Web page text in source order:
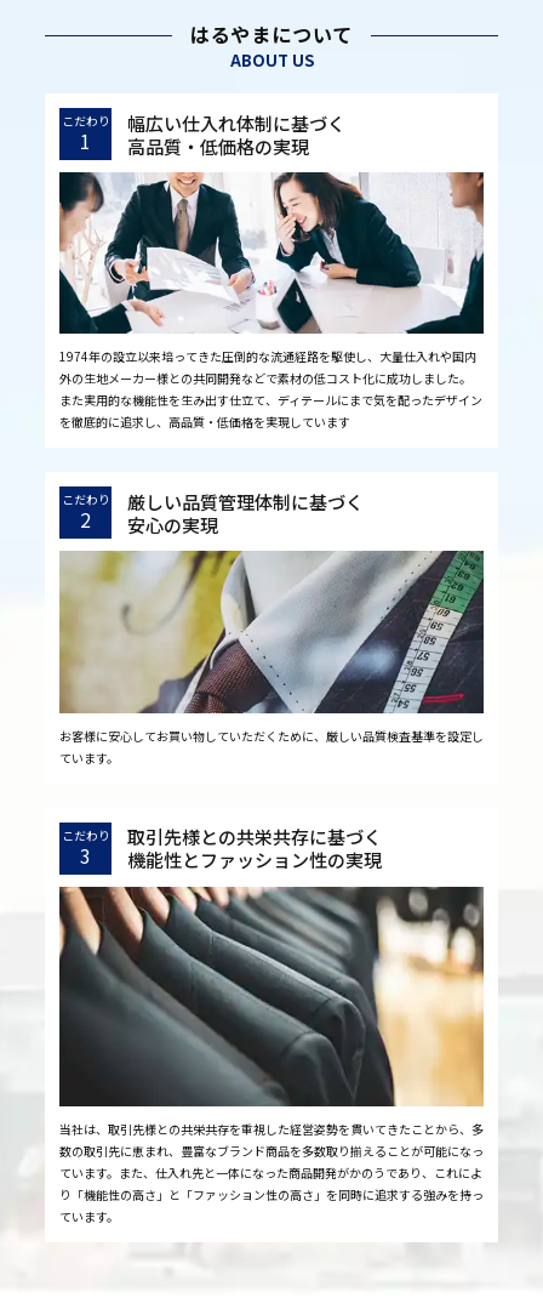
はるやまについて
ABOUT US
こだわり
1
幅広い仕入れ体制に基づく
高品質・低価格の実現
1974年の設立以来培ってきた圧倒的な流通経路を駆使し、大量仕入れや国内
外の生地メーカー様との共同開発などで素材の低コスト化に成功しました。
また実用的な機能性を生み出す仕立て、ディテールにまで気を配ったデザイン
を徹底的に追求し、高品質・低価格を実現しています
こだわり
2
厳しい品質管理体制に基づく
安心の実現
お客様に安心してお買い物していただくために、厳しい品質検査基準を設定し
ています。
こだわり
3
取引先様との共栄共存に基づく
機能性とファッション性の実現
当社は、取引先様との共栄共存を重視した経営姿勢を貫いてきたことから、多
数の取引先に恵まれ、豊富なブランド商品を多数取り揃えることが可能になっ
ています。また、仕入れ先と一体になった商品開発がかのうであり、これによ
り「機能性の高さ」と「ファッション性の高さ」を同時に追求する強みを持っ
ています。